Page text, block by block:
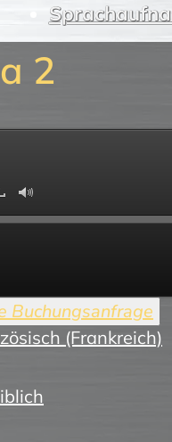
2
(Frankreich)